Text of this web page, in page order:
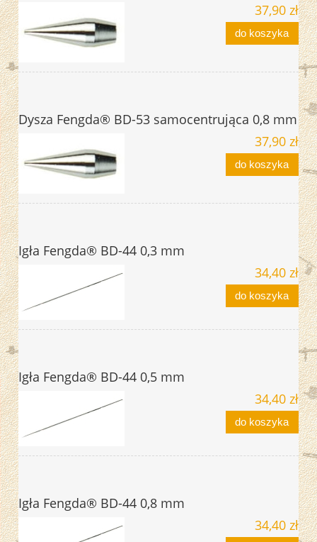
37,90 zł
do koszyka
Dysza Fengda® BD-53 samocentrująca 0,8 mm
37,90 zł
do koszyka
Igła Fengda® BD-44 0,3 mm
34,40 zł
do koszyka
Igła Fengda® BD-44 0,5 mm
34,40 zł
do koszyka
Igła Fengda® BD-44 0,8 mm
34,40 zł